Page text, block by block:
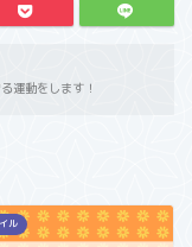
運動をします！
ル